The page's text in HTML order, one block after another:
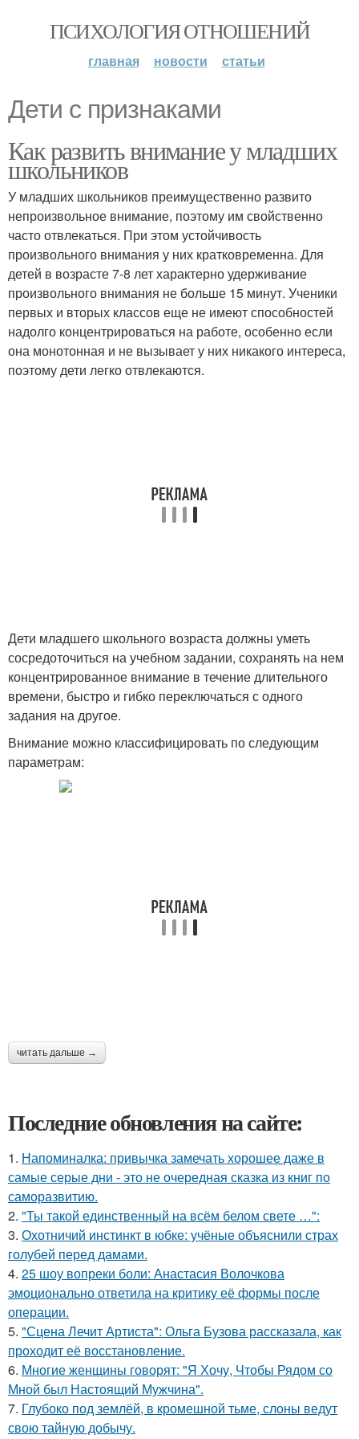
ПСИХОЛОГИЯ ОТНОШЕНИЙ
главная новости статьи
Дети с признаками
Как развить внимание у младших
школьников
У младших школьников преимущественно развито
непроизвольное внимание, поэтому им свойственно
часто отвлекаться. При этом устойчивость
произвольного внимания у них кратковременна. Для
детей в возрасте 7-8 лет характерно удерживание
произвольного внимания не больше 15 минут. Ученики
первых и вторых классов еще не имеют способностей
надолго концентрироваться на работе, особенно если
она монотонная и не вызывает у них никакого интереса,
поэтому дети легко отвлекаются.
Дети младшего школьного возраста должны уметь
сосредоточиться на учебном задании, сохранять на нем
концентрированное внимание в течение длительного
времени, быстро и гибко переключаться с одного
задания на другое.
Внимание можно классифицировать по следующим
параметрам:
читать дальше →
Последние обновления на сайте:
1. Напоминалка: привычка замечать хорошее даже в
самые серые дни - это не очередная сказка из книг по
саморазвитию.
2. "Ты такой единственный на всём белом свете …":
3. Охотничий инстинкт в юбке: учёные объяснили страх
голубей перед дамами.
4. 25 шоу вопреки боли: Анастасия Волочкова
эмоционально ответила на критику её формы после
операции.
5. "Сцена Лечит Артиста": Ольга Бузова рассказала, как
проходит её восстановление.
6. Многие женщины говорят: "Я Хочу, Чтобы Рядом со
Мной был Настоящий Мужчина".
7. Глубоко под землёй, в кромешной тьме, слоны ведут
свою тайную добычу.